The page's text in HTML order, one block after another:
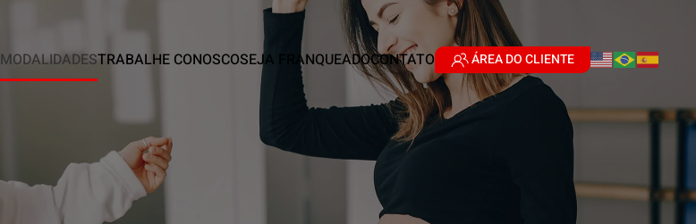
MODALIDADESTRABALHE CONOSCOSEJA FRANQUEADOCONTATO ÁREA DO CLIENTE